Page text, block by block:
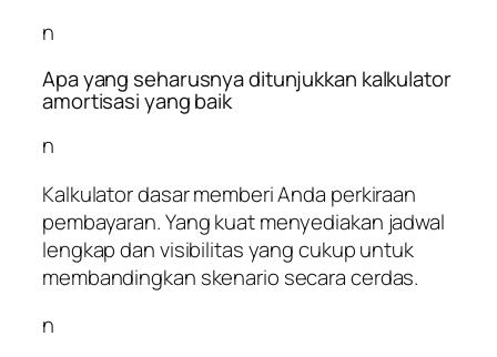
n
Apa yang seharusnya ditunjukkan kalkulator
amortisasi yang baik
n
Kalkulator dasar memberi Anda perkiraan
pembayaran. Yang kuat menyediakan jadwal
lengkap dan visibilitas yang cukup untuk
membandingkan skenario secara cerdas.
n